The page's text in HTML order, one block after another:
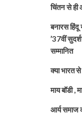
चिंतन से ही
बनारस हिंदू
’37वीं
सम्मानित
क्या भारत
माय बॉडी ,
आर्य समाज